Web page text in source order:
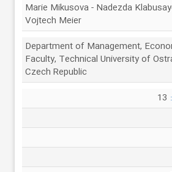
Marie Mikusova - Nadezda
Vojtech Meier
Department of Management,
Faculty, Technical University of
Czech Republic
13